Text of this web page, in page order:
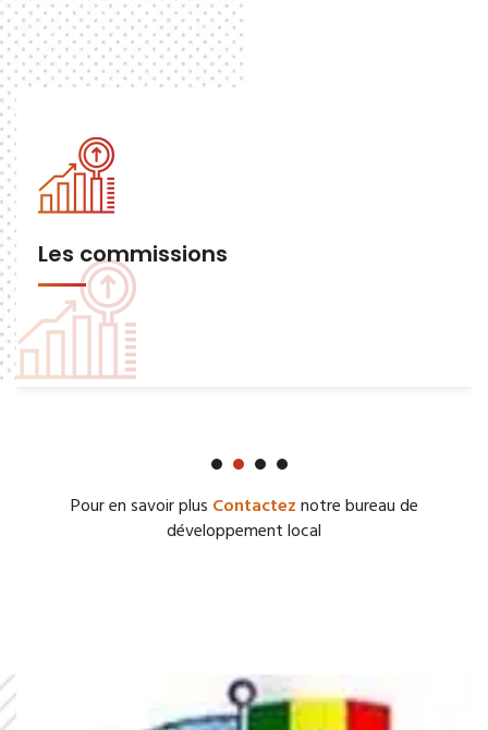
Les commissions
Pour en savoir plus Contacteznotre bureau de
développement local